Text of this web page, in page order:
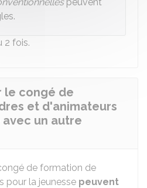
2 fois.
le congé de
et d'animateurs
un autre
de formation de
pour la jeunesse peuvent